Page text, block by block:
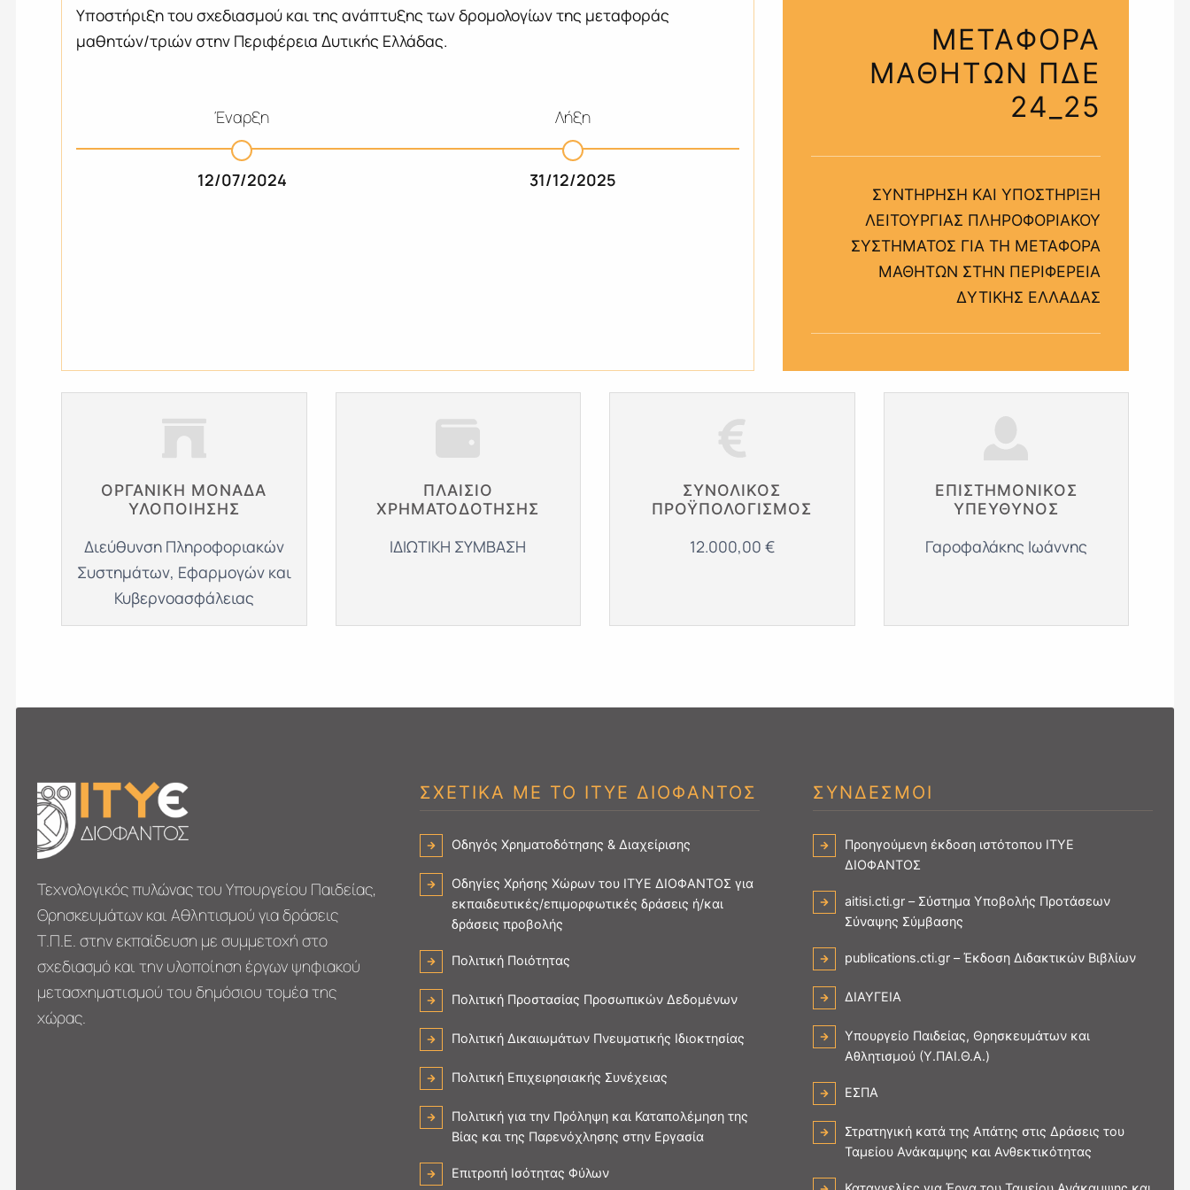
Yποστήριξη του σχεδιασμού και της ανάπτυξης των δρομολογίων της μεταφοράς
μαθητών/τριών στην Περιφέρεια Δυτικής Ελλάδας.
Έναρξη
12/07/2024
Λήξη
31/12/2025
ΜΕΤΑΦΟΡΑ
ΜΑΘΗΤΩΝ ΠΔΕ
24_25
ΣΥΝΤΗΡΗΣΗ ΚΑΙ ΥΠΟΣΤΗΡΙΞΗ
ΛΕΙΤΟΥΡΓΙΑΣ ΠΛΗΡΟΦΟΡΙΑΚΟΥ
ΣΥΣΤΗΜΑΤΟΣ ΓΙΑ ΤΗ ΜΕΤΑΦΟΡΑ
ΜΑΘΗΤΩΝ ΣΤΗΝ ΠΕΡΙΦΕΡΕΙΑ
ΔΥΤΙΚΗΣ ΕΛΛΑΔΑΣ
ΟΡΓΑΝΙΚΗ ΜΟΝΑΔΑ
ΥΛΟΠΟΙΗΣΗΣ
Διεύθυνση Πληροφοριακών
Συστημάτων, Εφαρμογών και
Κυβερνοασφάλειας
ΠΛΑΙΣΙΟ
ΧΡΗΜΑΤΟΔΟΤΗΣΗΣ
ΙΔΙΩΤΙΚΗ ΣΥΜΒΑΣΗ
ΣΥΝΟΛΙΚΌΣ
ΠΡΟΫΠΟΛΟΓΙΣΜΌΣ
12.000,00 €
ΕΠΙΣΤΗΜΟΝΙΚΌΣ
ΥΠΕΎΘΥΝΟΣ
Γαροφαλάκης Ιωάννης
Τεχνολογικός πυλώνας του Υπουργείου Παιδείας,
Θρησκευμάτων και Αθλητισμού για δράσεις
Τ.Π.Ε. στην εκπαίδευση με συμμετοχή στο
σχεδιασμό και την υλοποίηση έργων ψηφιακού
μετασχηματι­σμού του δημόσιου τομέα της
χώρας.
ΣΧΕΤΙΚΑ ΜΕ ΤΟ ΙΤΥΕ ΔΙΟΦΑΝΤΟΣ
Οδηγός Χρηματοδότησης & Διαχείρισης
Οδηγίες Χρήσης Χώρων του ΙΤΥΕ ΔΙΟΦΑΝΤΟΣ για
εκπαιδευτικές/επιμορφωτικές δράσεις ή/και
δράσεις προβολής
Πολιτική Ποιότητας
Πολιτική Προστασίας Προσωπικών Δεδομένων
Πολιτική Δικαιωμάτων Πνευματικής Ιδιοκτησίας
Πολιτική Επιχειρησιακής Συνέχειας
Πολιτική για την Πρόληψη και Καταπολέμηση της
Βίας και της Παρενόχλησης στην Εργασία
Επιτροπή Ισότητας Φύλων
ΣΥΝΔΕΣΜΟΙ
Προηγούμενη έκδοση ιστότοπου ΙΤΥΕ
ΔΙΟΦΑΝΤΟΣ
aitisi.cti.gr – Σύστημα Υποβολής Προτάσεων
Σύναψης Σύμβασης
publications.cti.gr – Έκδοση Διδακτικών Βιβλίων
ΔΙΑΥΓΕΙΑ
Υπουργείο Παιδείας, Θρησκευμάτων και
Αθλητισμού (Υ.ΠΑΙ.Θ.Α.)
ΕΣΠΑ
Στρατηγική κατά της Απάτης στις Δράσεις του
Ταμείου Ανάκαμψης και Ανθεκτικότητας